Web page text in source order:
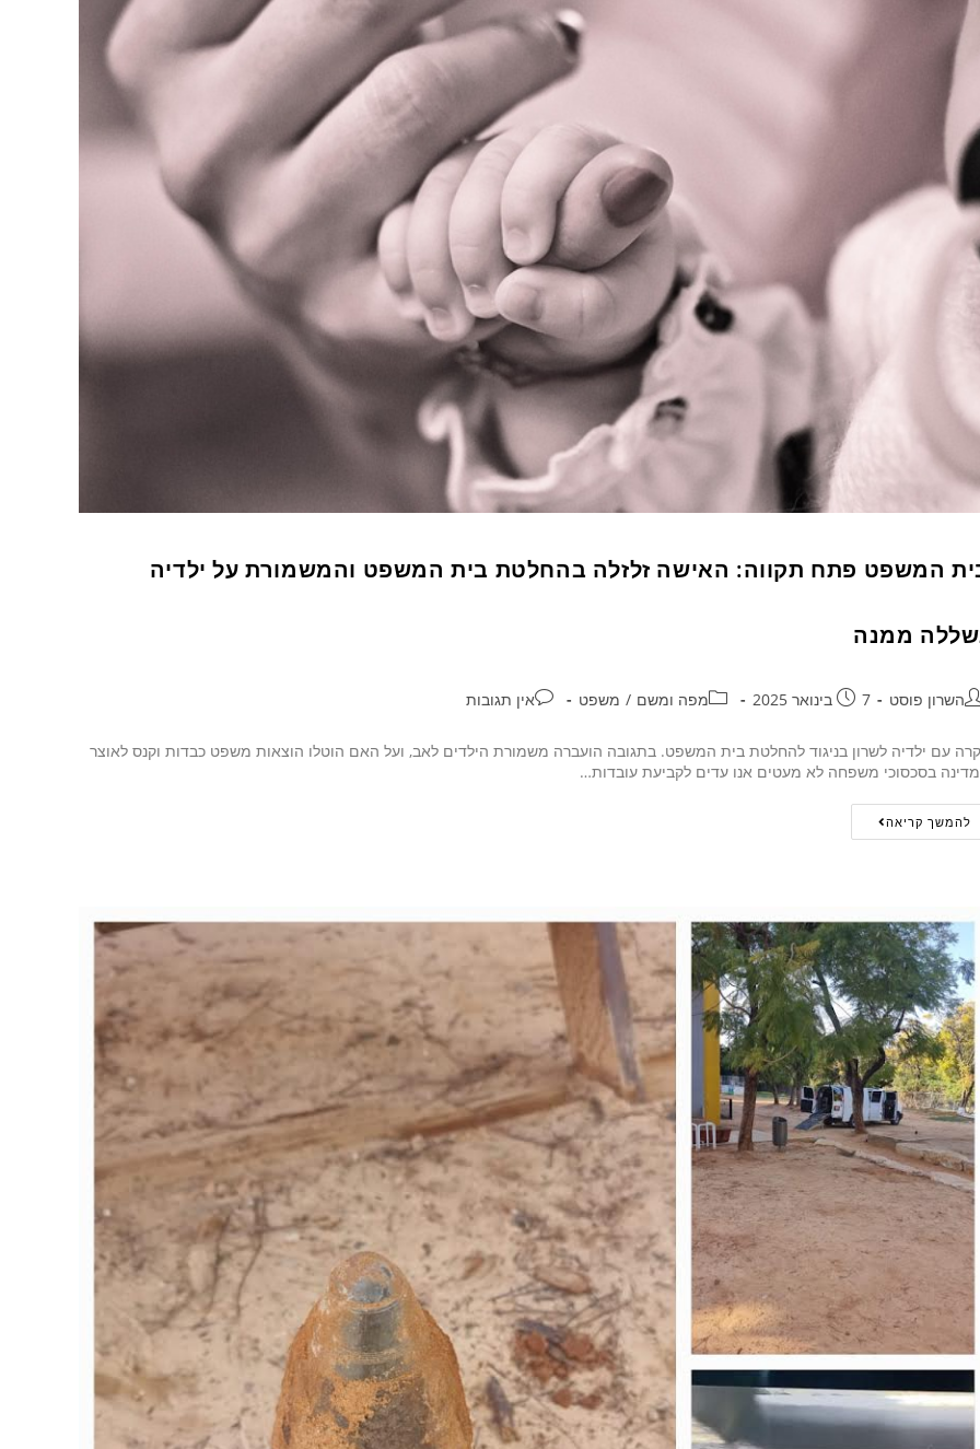
המשפט פתח תקווה: האישה זלזלה בהחלטת בית המשפט והמשמורת על ילדיה
ממנה
השרון פוסט 7 בינואר 2025 מפה ומשם / משפט אין תגובות
עם ילדיה לשרון בניגוד להחלטת בית המשפט. בתגובה הועברה משמורת הילדים לאב, ועל האם הוטלו הוצאות משפט כבדות וקנס לאוצר
בסכסוכי משפחה לא מעטים אנו עדים לקביעת עובדות…
להמשך קריאה